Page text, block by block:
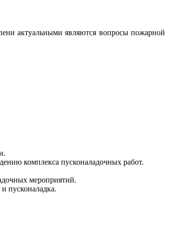
актуальными являются вопросы пожарной
комплекса пусконаладочных работ.
мероприятий.
пусконаладка.